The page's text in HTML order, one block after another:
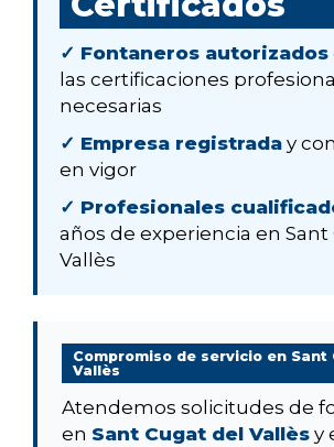
✓ Fontaneros autorizados
las certificaciones
necesarias
✓ Empresa registrada y
en vigor
✓ Profesionales
años de experiencia en Sant
Vallès
Compromiso de servicio en Sant
Vallès
Atendemos solicitudes de
en Sant Cugat del Vallès y